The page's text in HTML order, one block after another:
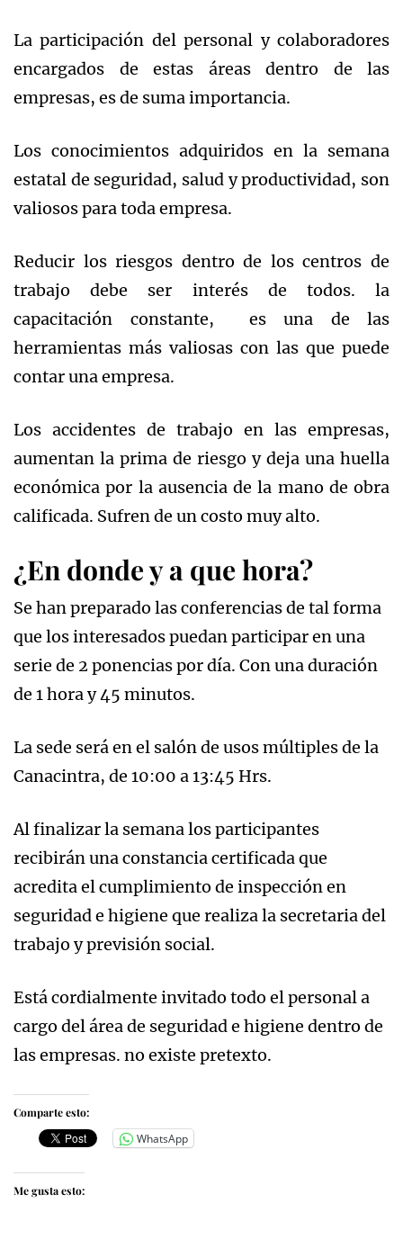
La participación del personal y colaboradores
encargados de estas áreas dentro de las
empresas, es de suma importancia.
Los conocimientos adquiridos en la semana
estatal de seguridad, salud y productividad, son
valiosos para toda empresa.
Reducir los riesgos dentro de los centros de
trabajo debe ser interés de todos. la
capacitación constante, es una de las
herramientas más valiosas con las que puede
contar una empresa.
Los accidentes de trabajo en las empresas,
aumentan la prima de riesgo y deja una huella
económica por la ausencia de la mano de obra
calificada. Sufren de un costo muy alto.
¿En donde y a que hora?
Se han preparado las conferencias de tal forma
que los interesados puedan participar en una
serie de 2 ponencias por día. Con una duración
de 1 hora y 45 minutos.
La sede será en el salón de usos múltiples de la
Canacintra, de 10:00 a 13:45 Hrs.
Al finalizar la semana los participantes
recibirán una constancia certificada que
acredita el cumplimiento de inspección en
seguridad e higiene que realiza la secretaria del
trabajo y previsión social.
Está cordialmente invitado todo el personal a
cargo del área de seguridad e higiene dentro de
las empresas. no existe pretexto.
Comparte esto:
WhatsApp
Me gusta esto: